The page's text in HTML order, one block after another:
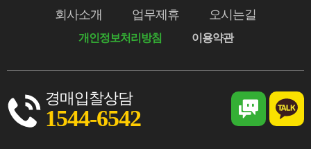
회사소개 업무제휴 오시는길
개인정보처리방침 이용약관
경매입찰상담
1544-6542